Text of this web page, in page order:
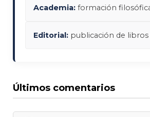
Academia: formación
Editorial: publicación de libros
Últimos comentarios